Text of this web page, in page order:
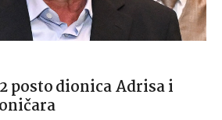
posto dionica Adrisa i